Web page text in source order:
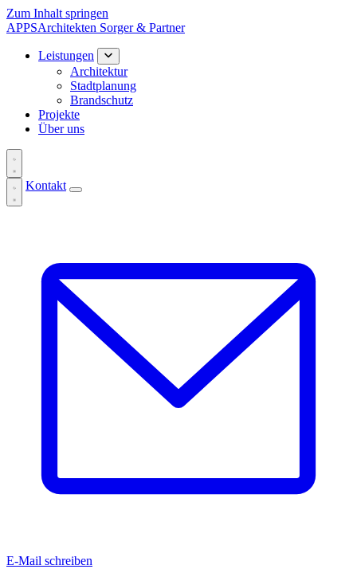
Zum Inhalt springen
APPSArchitekten Sorger & Partner
Leistungen
Architektur
Stadtplanung
Brandschutz
Projekte
Über uns
Kontakt
E-Mail schreiben